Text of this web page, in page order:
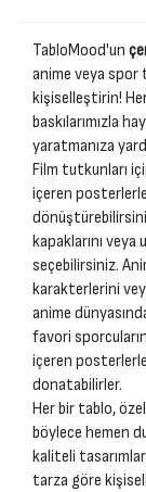
TabloMood'un
anime veya spor
kişiselleştirin!
baskılarımızla
yaratmanıza
Film tutkunları
içeren
kapaklarını
seçebilirsiniz.
karakterlerini
anime
favori
içeren
donatabilirler.
Her bir tablo,
böylece hemen
kaliteli
tarza göre